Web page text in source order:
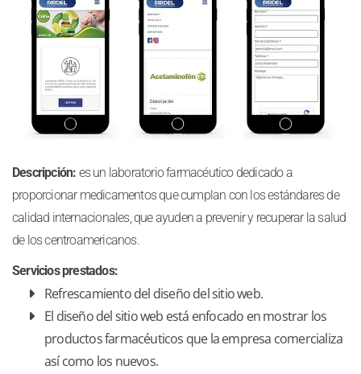
Descripción: es un laboratorio farmacéutico dedicado a
proporcionar medicamentos que cumplan con los estándares de
calidad internacionales, que ayuden a prevenir y recuperar la salud
de los centroamericanos.
Servicios prestados:
Refrescamiento del diseño del sitio web.
El diseño del sitio web está enfocado en mostrar los
productos farmacéuticos que la empresa comercializa
así como los nuevos.